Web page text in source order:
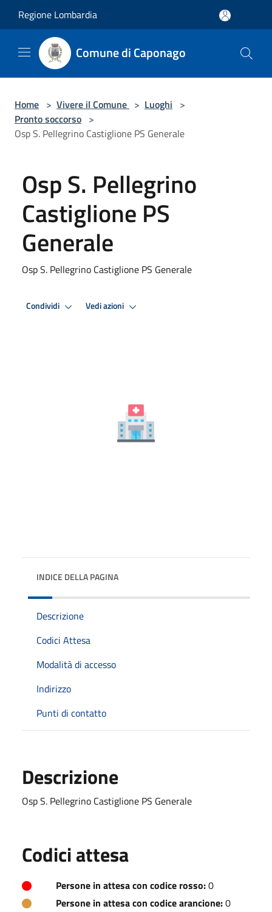
Regione Lombardia
Comune di Caponago
Home > Vivere il Comune > Luoghi >
Pronto soccorso >
Osp S. Pellegrino Castiglione PS Generale
Osp S. Pellegrino
Castiglione PS
Generale
Osp S. Pellegrino Castiglione PS Generale
Condividi Vedi azioni
INDICE DELLA PAGINA
Descrizione
Codici Attesa
Modalità di accesso
Indirizzo
Punti di contatto
Descrizione
Osp S. Pellegrino Castiglione PS Generale
Codici attesa
Persone in attesa con codice rosso:0
Persone in attesa con codice arancione:0